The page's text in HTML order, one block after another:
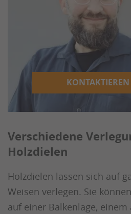
Verschiedene
Holzdielen
Holzdielen lassen sich auf
Weisen verlegen. Sie
auf einer Balkenlage,